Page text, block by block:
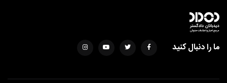
ما را دنبال کنید